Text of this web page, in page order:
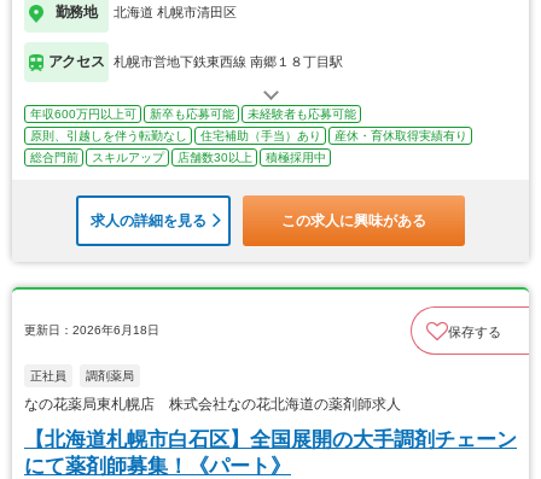
勤務地 北海道 札幌市清田区
アクセス 札幌市営地下鉄東西線 南郷１８丁目駅
年収600万円以上可 新卒も応募可能
未経験者も応募可能
原則、引越しを伴う転勤なし
住宅補助（手当）あり
産休・育休取得実績有り
総合門前
スキルアップ 店舗数30以上 積極採用中
求人の詳細を見る この求人に興味がある
更新日：2026年6月18日 保存する
正社員 調剤薬局
なの花薬局東札幌店 株式会社なの花北海道の薬剤師求人
【北海道札幌市白石区】全国展開の大手調剤チェーン
にて薬剤師募集！《パート》